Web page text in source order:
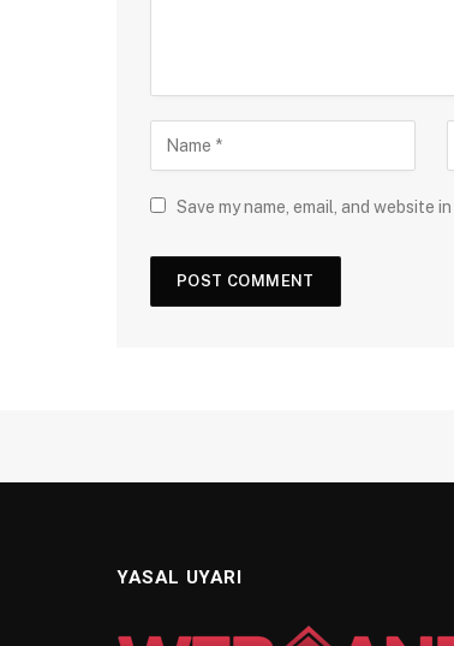
Save my name, email, and website
YASAL UYARI